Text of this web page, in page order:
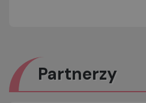
Partnerzy